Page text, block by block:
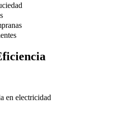
en electricidad